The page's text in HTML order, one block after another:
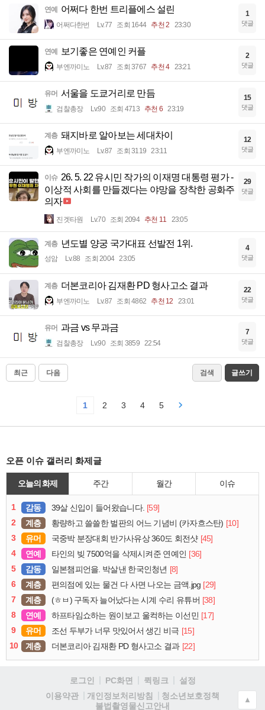
연예 어쩌다 한번 트리플에스 설린
어쩌다한번 Lv.77 조회 1644 추천 2 23:30
1
댓글
연예 보기좋은 연예인 커플
부엔까미노 Lv.87 조회 3767 추천 4 23:21
2
댓글
유머 서울을 도쿄거리로 만듬
검찰총장 Lv.90 조회 4713 추천 6 23:19
15
댓글
계층 돼지바로 알아보는 세대차이
부엔까미노 Lv.87 조회 3119 23:11
12
댓글
이슈 26. 5. 22 유시민 작가의 이재명 대통령 평가 -
이상적 사회를 만들겠다는 야망을 장착한 공화주
의자
진겟타원 Lv.70 조회 2094 추천 11 23:05
29
댓글
계층 년도별 양궁 국가대표 선발전 1위.
성암 Lv.88 조회 2004 23:05
4
댓글
계층 더본코리아 김재환 PD 형사고소 결과
부엔까미노 Lv.87 조회 4862 추천 12 23:01
22
댓글
유머 과금 vs 무과금
검찰총장 Lv.90 조회 3859 22:54
7
댓글
최근 다음 검색 글쓰기
1 2 3 4 5
오픈 이슈 갤러리 화제글
오늘의 화제 주간 월간 이슈
1 감동 39살 신입이 들어왔습니다. [59]
2
계층 황량하고 쓸쓸한 벌판의 어느 기념비 (카자흐스탄) [10]
3
유머 국중박 분장대회 반가사유상 360도 회전샷 [45]
4
연예 타인의 빚 7500억을 삭제시켜준 연예인 [36]
5
감동 일본챔피언을. 박살낸 한국인청년 [8]
6
계층 편의점에 있는 물건 다 사면 나오는 금액.jpg [29]
7
계층 (ㅎㅂ) 구독자 늘어났다는 시계 수리 유튜버 [38]
8
연예 하프타임쇼하는 원이보고 울컥하는 이선민 [17]
9
유머 조선 두부가 너무 맛있어서 생긴 비극 [15]
10
계층 더본코리아 김재환 PD 형사고소 결과 [22]
로그인 PC화면 퀵링크
설정
이용약관
개인정보처리방침
청소년보호정책
불법촬영물신고안내
▲